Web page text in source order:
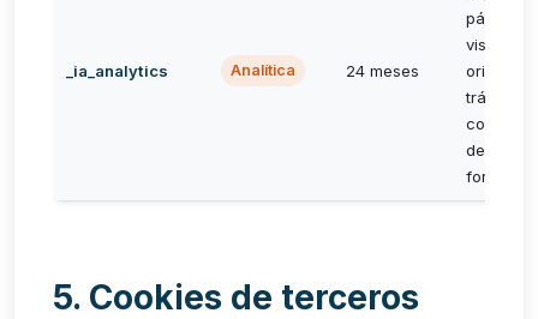
_ia_analytics Analítica 24 meses
páginas
visitadas,
origen
tráfico y
del
forma
5. Cookies de terceros